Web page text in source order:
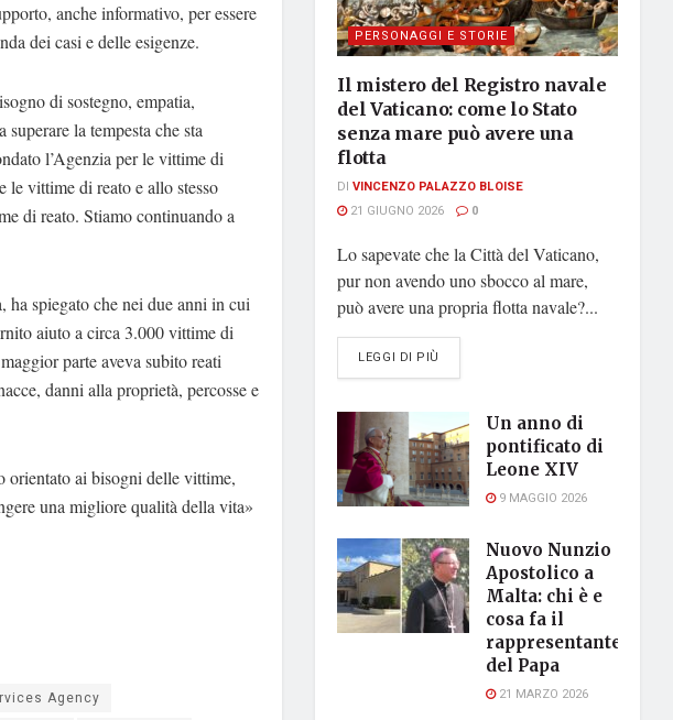
anche informativo, per essere
dei casi e delle esigenze.
di sostegno, empatia,
la tempesta che sta
l’Agenzia per le vittime di
le vittime di reato e allo stesso
di reato. Stiamo continuando a
ha spiegato che nei due anni in cui
aiuto a circa 3.000 vittime di
parte aveva subito reati
danni alla proprietà, percosse e
ai bisogni delle vittime,
una migliore qualità della vita»
Agency
PERSONAGGI E STORIE
Il mistero del Registro navale
del Vaticano: come lo Stato
senza mare può avere una
flotta
DI VINCENZO PALAZZO BLOISE
21 GIUGNO 2026
0
Lo sapevate che la Città del Vaticano,
pur non avendo uno sbocco al mare,
può avere una propria flotta navale?...
LEGGI DI PIÙ
Un anno di
pontificato di
Leone XIV
9 MAGGIO 2026
Nuovo Nunzio
Apostolico a
Malta: chi è e
cosa fa il
rappresentante
del Papa
21 MARZO 2026